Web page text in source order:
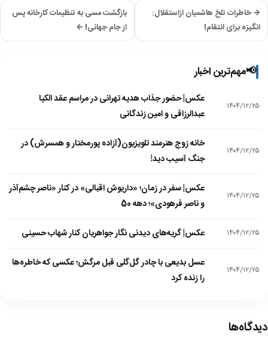
→ خاطرات تلخ هاشمیان ازاستقلال:
انگیزه برای انتقام!
بازگشت مسی به تنظیمات کارخانه پس
از جام جهانی! ←
📢مهم‌ترین اخبار
۱۴۰۴/۱۲/۲۵
عکس| حضور جذاب هدیه تهرانی در مراسم عقد الکیا
عبدالرزاقی و امین زندگانی
۱۴۰۴/۱۲/۲۵
خانه زوج هنرمند تلویزیون(آزاده پورمختار و همسرش) در
جنگ آسیب دید!
۱۴۰۴/۱۲/۲۵
عکس| سفر در زمان؛ «داریوش اقبالی» در کنار «ناصر چشم‌آذر
و ناصر فرهودی»؛ دهه 50
۱۴۰۴/۱۲/۲۵ عکس| گریه‌های دیدنی نگار جواهریان کنار شهاب حسینی
۱۴۰۴/۱۲/۲۵
عسل بدیعی با چادر گل‌گلی قبل مرگش؛ عکسی که خاطره‌ها
را زنده کرد
دیدگاه‌ها